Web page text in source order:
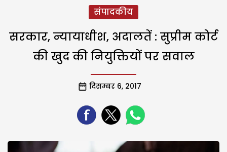
संपादकीय
सरकार, न्यायाधीश, अदालतें : सुप्रीम कोर्ट
की खुद की नियुक्तियों पर सवाल
दिसम्बर 6, 2017